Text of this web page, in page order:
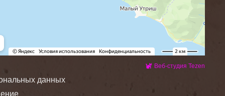
Веб-студия Tezen
данных